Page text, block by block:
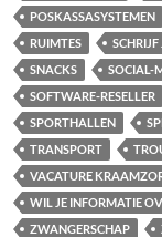
POSKASSASYSTEMEN
RUIMTES
SNACKS
SOCIAL-
SOFTWARE-RESELLER
SPORTHALLEN
TRANSPORT
VACATURE
WIL JE INFORMATIE
ZWANGERSCHAP